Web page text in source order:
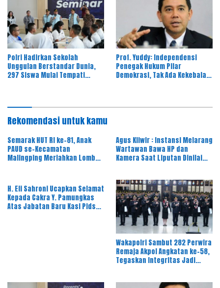
Polri Hadirkan Sekolah
Unggulan Berstandar Dunia,
297 Siswa Mulai Tempati
Prof. Yuddy: Independensi
Penegak Hukum Pilar
Demokrasi, Tak Ada Kekebalan
Rekomendasi untuk kamu
Semarak HUT RI ke-81, Anak
PAUD se-Kecamatan
Malingping Meriahkan Lomba
Agus Kliwir : Instansi Melarang
Wartawan Bawa HP dan
Kamera Saat Liputan Dinilai
H. Eli Sahroni Ucapkan Selamat
Kepada Cakra Y. Pamungkas
Atas Jabatan Baru Kasi Pidsus
Wakapolri Sambut 282 Perwira
Remaja Akpol Angkatan ke-58,
Tegaskan Integritas Jadi